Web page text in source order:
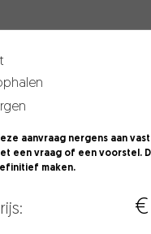
aanvraag nergens aan
een vraag of een voorstel.
maken.